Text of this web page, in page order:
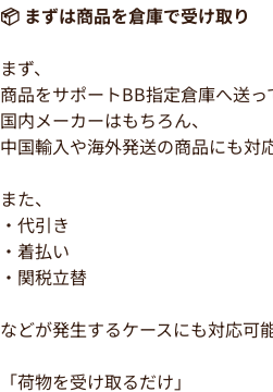
📦 まずは商品を倉庫で受け取り
まず、
商品をサポートBB指定倉庫へ送っ
国内メーカーはもちろん、
中国輸入や海外発送の商品にも対
また、
・代引き
・着払い
・関税立替
などが発生するケースにも対応可能
「荷物を受け取るだけ」